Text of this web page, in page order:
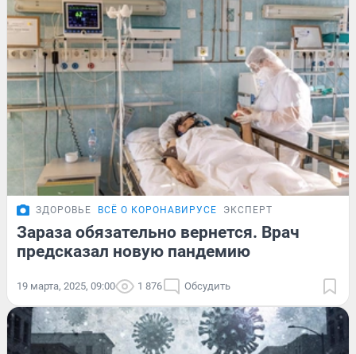
ЗДОРОВЬЕ ВСЁ О КОРОНАВИРУСЕ ЭКСПЕРТ
Зараза обязательно вернется. Врач
предсказал новую пандемию
19 марта, 2025, 09:00 1 876 Обсудить